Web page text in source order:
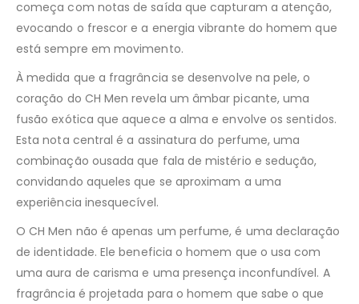
começa com notas de saída que capturam a atenção,
evocando o frescor e a energia vibrante do homem que
está sempre em movimento.
À medida que a fragrância se desenvolve na pele, o
coração do CH Men revela um âmbar picante, uma
fusão exótica que aquece a alma e envolve os sentidos.
Esta nota central é a assinatura do perfume, uma
combinação ousada que fala de mistério e sedução,
convidando aqueles que se aproximam a uma
experiência inesquecível.
O CH Men não é apenas um perfume, é uma declaração
de identidade. Ele beneficia o homem que o usa com
uma aura de carisma e uma presença inconfundível. A
fragrância é projetada para o homem que sabe o que